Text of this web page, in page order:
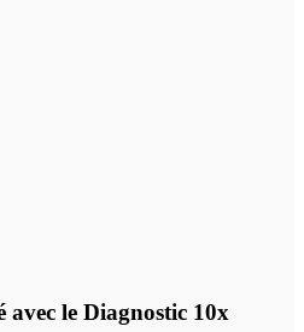
avec le Diagnostic 10x